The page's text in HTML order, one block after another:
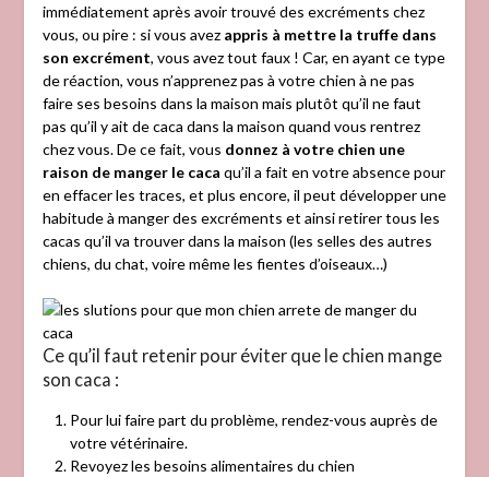
immédiatement après avoir trouvé des excréments chez
vous, ou pire : si vous avez appris à mettre la truffe dans
son excrément, vous avez tout faux ! Car, en ayant ce type
de réaction, vous n’apprenez pas à votre chien à ne pas
faire ses besoins dans la maison mais plutôt qu’il ne faut
pas qu’il y ait de caca dans la maison quand vous rentrez
chez vous. De ce fait, vous donnez à votre chien une
raison de manger le caca qu’il a fait en votre absence pour
en effacer les traces, et plus encore, il peut développer une
habitude à manger des excréments et ainsi retirer tous les
cacas qu’il va trouver dans la maison (les selles des autres
chiens, du chat, voire même les fientes d’oiseaux…)
Ce qu’il faut retenir pour éviter que le chien mange
son caca :
Pour lui faire part du problème, rendez-vous auprès de
votre vétérinaire.
Revoyez les besoins alimentaires du chien